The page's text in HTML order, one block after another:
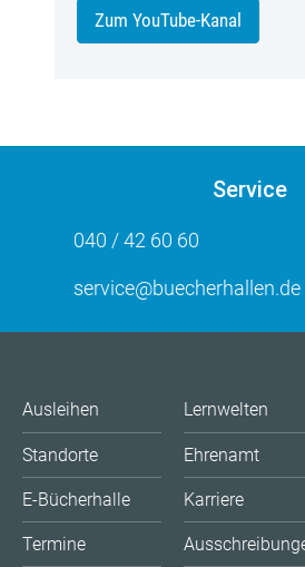
Zum YouTube-Kanal
Service
040 / 42 60 60
service@buecherhallen.de
Ausleihen
Standorte
E-Bücherhalle
Termine
Lernwelten
Ehrenamt
Karriere